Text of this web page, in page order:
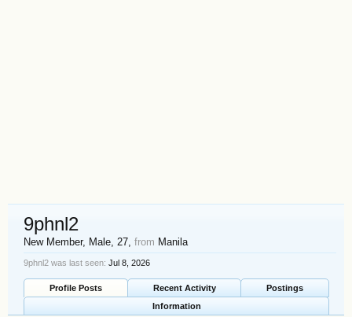
9phnl2
New Member, Male, 27, from Manila
9phnl2 was last seen: Jul 8, 2026
Profile Posts Recent Activity
Postings
Information